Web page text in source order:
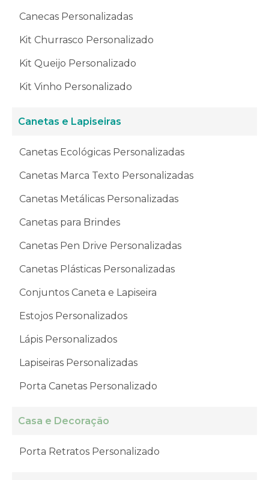
Canecas Personalizadas
Kit Churrasco Personalizado
Kit Queijo Personalizado
Kit Vinho Personalizado
Canetas e Lapiseiras
Canetas Ecológicas Personalizadas
Canetas Marca Texto Personalizadas
Canetas Metálicas Personalizadas
Canetas para Brindes
Canetas Pen Drive Personalizadas
Canetas Plásticas Personalizadas
Conjuntos Caneta e Lapiseira
Estojos Personalizados
Lápis Personalizados
Lapiseiras Personalizadas
Porta Canetas Personalizado
Casa e Decoração
Porta Retratos Personalizado